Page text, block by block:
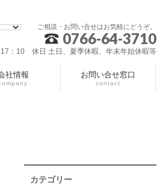
ご相談・お問い合せはお気軽にどうぞ。
0766-64-3710
：10 休日 土日、夏季休暇、年末年始休暇等
社情報 お問い合せ窓口
contact
カテゴリー